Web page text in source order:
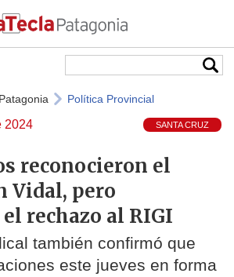
Política Provincial
2024 SANTA CRUZ
reconocieron el
Vidal, pero
rechazo al RIGI
también confirmó que
este jueves en forma